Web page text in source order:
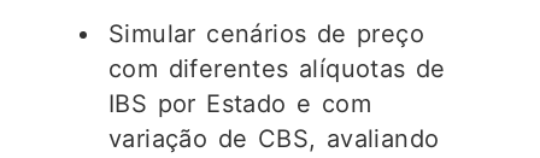
Simular cenários de preço
com diferentes alíquotas de
IBS por Estado e com
variação de CBS, avaliando